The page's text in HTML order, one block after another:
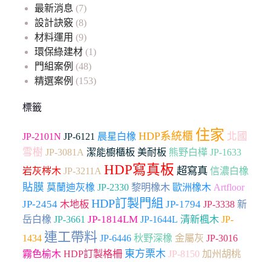
最新消息 (7)
設計訣竅(8)
材料運用 (9)
環保綠建材(1)
門組案例 (48)
精選案例 (153)
標籤
JP-2101N JP-6121 晨星白橡 HDP系統櫃 住家 北國
雪樹 JP-3081A 潔能櫥櫃板 美耐板 熊野白樺 JP-1633
岩灰梣木 JP-3211A HDP寫真板 超寫真 信濃白橡
貼膜 莫蘭迪灰橡 JP-2330 黎明橡木 歐洲橡木 Artfloor
JP-2454 木地板 HDP訂製門組 JP-1794 JP-3338 新
岳白橡 JP-3661 JP-1814LM JP-1644L 清新楓木 JP-
1434 連工帶料 JP-6446 秋野深橡 金屬灰 JP-3016
霧色榆木 HDP訂製格柵 東方栗木 JP-8150 加州胡桃